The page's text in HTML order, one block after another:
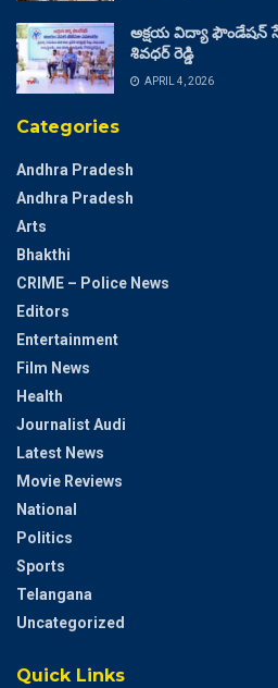
అక్షయ విద్యా ఫౌండేషన్
శివధర్ రెడ్డి
APRIL 4, 2026
Categories
Andhra Pradesh
Andhra Pradesh
Arts
Bhakthi
CRIME – Police News
Editors
Entertainment
Film News
Health
Journalist Audi
Latest News
Movie Reviews
National
Politics
Sports
Telangana
Uncategorized
Quick Links